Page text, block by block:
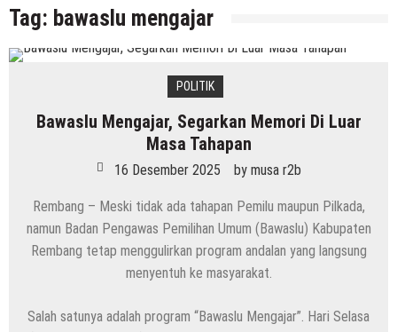
Tag: bawaslu mengajar
POLITIK
Bawaslu Mengajar, Segarkan Memori Di Luar
Masa Tahapan
16 Desember 2025 by musa r2b
Rembang – Meski tidak ada tahapan Pemilu maupun Pilkada,
namun Badan Pengawas Pemilihan Umum (Bawaslu) Kabupaten
Rembang tetap menggulirkan program andalan yang langsung
menyentuh ke masyarakat.
Salah satunya adalah program “Bawaslu Mengajar”. Hari Selasa